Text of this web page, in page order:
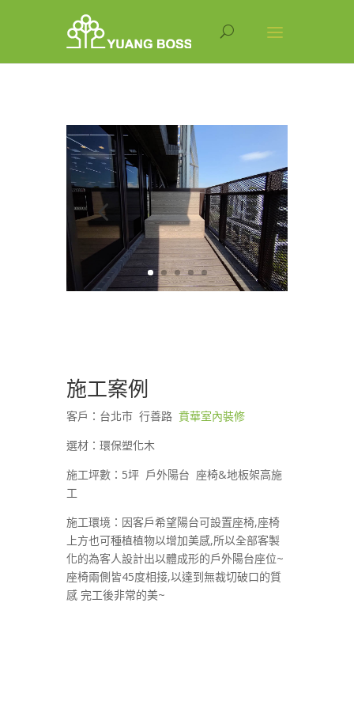
施工案例
客戶：台北市 行善路 賁華室內裝修
選材：環保塑化木
施工坪數：5坪 戶外陽台 座椅&地板架高施
工
施工環境：因客戶希望陽台可設置座椅,座椅
上方也可種植植物以增加美感,所以全部客製
化的為客人設計出以體成形的戶外陽台座位~
座椅兩側皆45度相接,以達到無裁切破口的質
感 完工後非常的美~